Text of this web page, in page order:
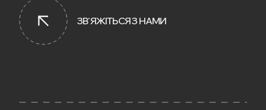
ЗВ'ЯЖІТЬСЯ З НАМИ